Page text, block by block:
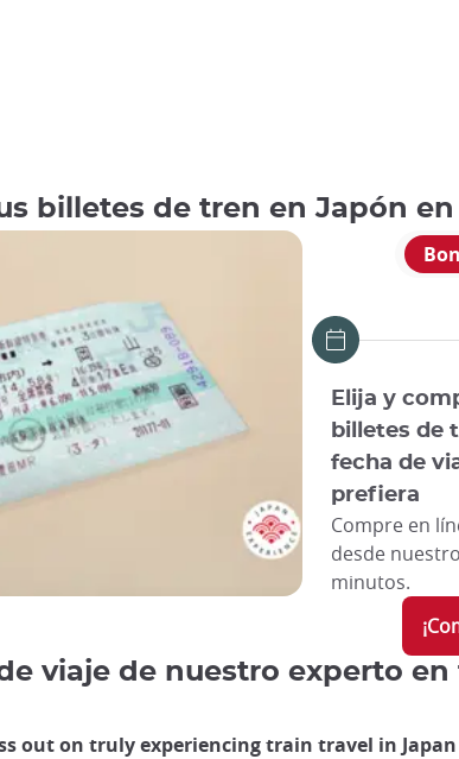
billetes de tren en Japón
Elija y
billetes de
fecha de
prefiera
Compre en
desde
minutos.
viaje de nuestro experto
out on truly experiencing train travel in Japan